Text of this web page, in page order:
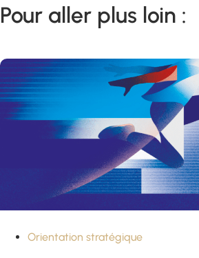
Pour aller plus loin :
Orientation stratégique